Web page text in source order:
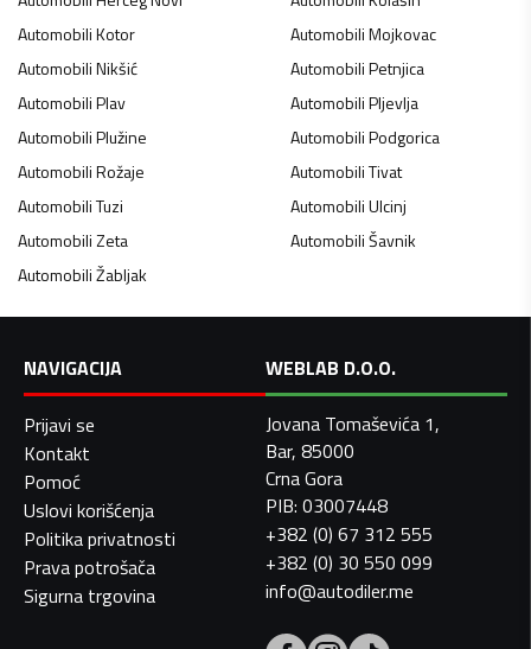
AutomobiliKotor AutomobiliMojkovac
AutomobiliNikšić AutomobiliPetnjica
AutomobiliPlav AutomobiliPljevlja
AutomobiliPlužine AutomobiliPodgorica
AutomobiliRožaje AutomobiliTivat
AutomobiliTuzi AutomobiliUlcinj
AutomobiliZeta AutomobiliŠavnik
AutomobiliŽabljak
NAVIGACIJA
Prijavi se
Kontakt
Pomoć
Uslovi korišćenja
Politika privatnosti
Prava potrošača
Sigurna trgovina
WEBLAB D.O.O.
Jovana Tomaševića 1,
Bar, 85000
Crna Gora
PIB: 03007448
+382 (0) 67 312 555
+382 (0) 30 550 099
info@autodiler.me